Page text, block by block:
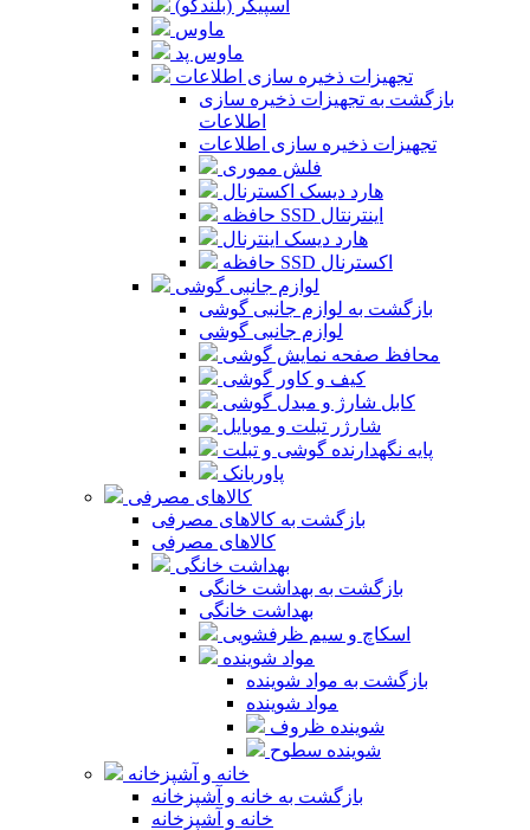
اسپیکر (بلندگو)
ماوس
ماوس پد
تجهیزات ذخیره سازی اطلاعات
بازگشت به تجهیزات ذخیره سازی
اطلاعات
تجهیزات ذخیره سازی اطلاعات
فلش مموری
هارد دیسک اکسترنال
حافظه SSD اینترنتال
هارد دیسک اینترنال
حافظه SSD اکسترنال
لوازم جانبی گوشی
بازگشت به لوازم جانبی گوشی
لوازم جانبی گوشی
محافظ صفحه نمایش گوشی
کیف و کاور گوشی
کابل شارژ و مبدل گوشی
شارژر تبلت و موبایل
پایه نگهدارنده گوشی و تبلت
پاوربانک
کالاهای مصرفی
بازگشت به کالاهای مصرفی
کالاهای مصرفی
بهداشت خانگی
بازگشت به بهداشت خانگی
بهداشت خانگی
اسکاچ و سیم ظرفشویی
مواد شوینده
بازگشت به مواد شوینده
مواد شوینده
شوینده ظروف
شوینده سطوح
خانه و آشپزخانه
بازگشت به خانه و آشپزخانه
خانه و آشپزخانه